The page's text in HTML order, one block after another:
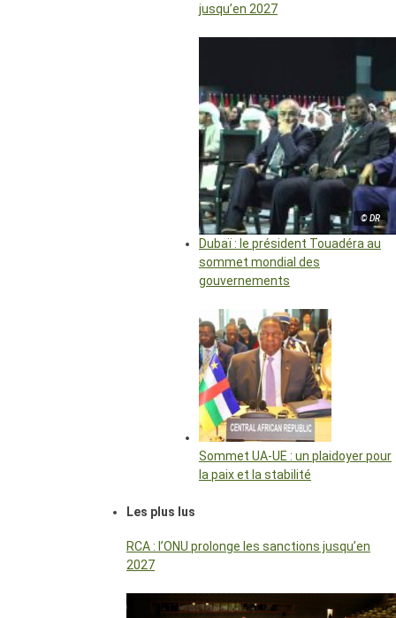
jusqu’en 2027
© DR
Dubaï : le président Touadéra au
sommet mondial des
gouvernements
Sommet UA-UE : un plaidoyer pour
la paix et la stabilité
Les plus lus
RCA : l’ONU prolonge les sanctions jusqu’en
2027